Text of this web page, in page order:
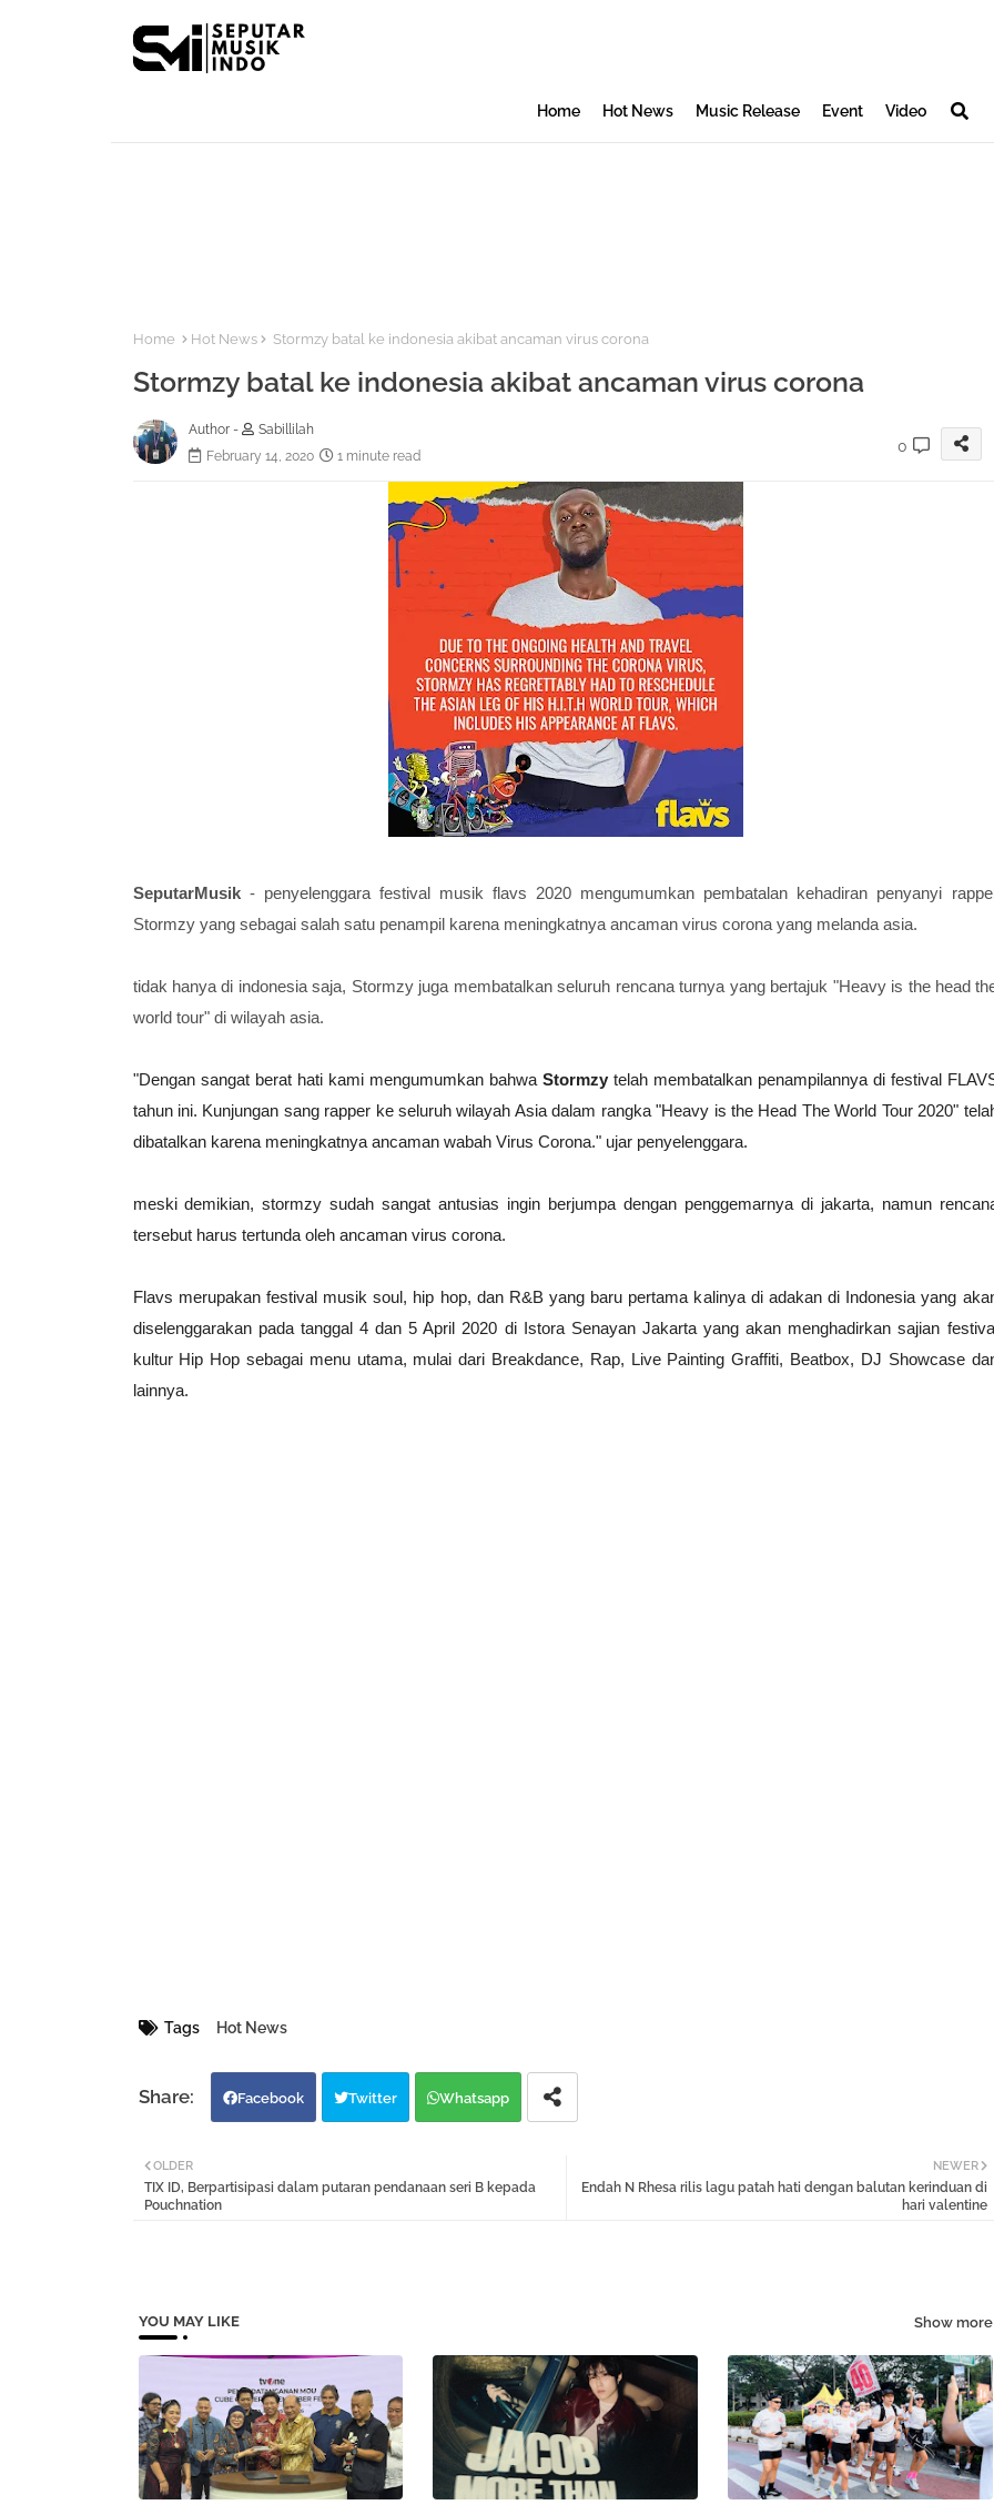
Home Hot News Music Release Event Video
Home Hot News Stormzy batal ke indonesia akibat ancaman virus corona
Stormzy batal ke indonesia akibat ancaman virus corona
Author -
Sabillilah
February 14, 2020
1 minute read
0
SeputarMusik- penyelenggara festival musik flavs 2020 mengumumkan pembatalan kehadiran penyanyi
Stormzy yang sebagai salah satu penampil karena meningkatnya ancaman virus corona yang melanda asia.
tidak hanya di indonesia saja, Stormzy juga membatalkan seluruh rencana turnya yang bertajuk "Heavy is the head
world tour" di wilayah asia.
"Dengan sangat berat hati kami mengumumkan bahwa Stormzytelah membatalkan penampilannya di festival
tahun ini. Kunjungan sang rapper ke seluruh wilayah Asia dalam rangka "Heavy is the Head The World Tour 2020"
dibatalkan karena meningkatnya ancaman wabah Virus Corona." ujar penyelenggara.
meski demikian, stormzy sudah sangat antusias ingin berjumpa dengan penggemarnya di jakarta, namun
tersebut harus tertunda oleh ancaman virus corona.
Flavs merupakan festival musik soul, hip hop, dan R&B yang baru pertama kalinya di adakan di Indonesia yang
diselenggarakan pada tanggal 4 dan 5 April 2020 di Istora Senayan Jakarta yang akan menghadirkan sajian
kultur Hip Hop sebagai menu utama, mulai dari Breakdance, Rap, Live Painting Graffiti, Beatbox, DJ Showcase
lainnya.
Tags Hot News
Facebook Twitter Whatsapp
NEWER
Endah N Rhesa rilis lagu patah hati dengan balutan kerinduan di
hari valentine
OLDER
TIX ID, Berpartisipasi dalam putaran pendanaan seri B kepada
Pouchnation
YOU MAY LIKE Show more